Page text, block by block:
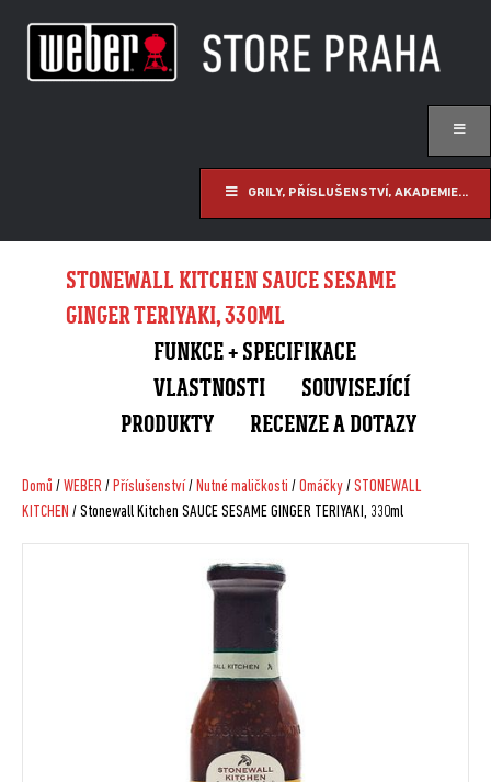
GRILY, PŘÍSLUŠENSTVÍ, AKADEMIE...
STONEWALL KITCHEN SAUCE SESAME
GINGER TERIYAKI, 330ML
FUNKCE + SPECIFIKACE
VLASTNOSTI
SOUVISEJÍCÍ
PRODUKTY
RECENZE A DOTAZY
Domů /WEBER/ Příslušenství/ Nutné maličkosti /Omáčky/STONEWALL
KITCHEN / Stonewall Kitchen SAUCE SESAME GINGER TERIYAKI, 330ml